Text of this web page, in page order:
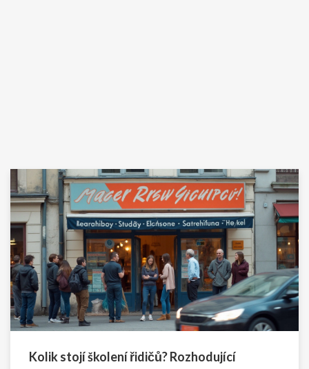
Kolik stojí školení řidičů? Rozhodující